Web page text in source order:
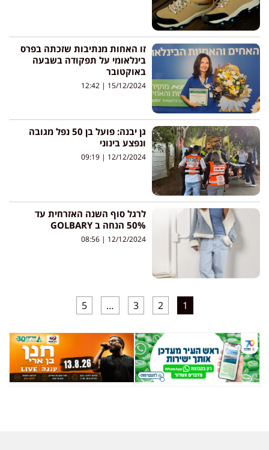
זו האחות מנתיבות שזכתה בפרס
בינלאומי על תפקודה בשבעה
באוקטובר
15/12/2024
גן יבנה: פועל בן 50 נפל מגובה
ונפצע בינוני
12/12/2024
לרגל סוף השנה האזרחית עד
50% הנחה ב GOLBARY
12/12/2024
1
2
3
…
5